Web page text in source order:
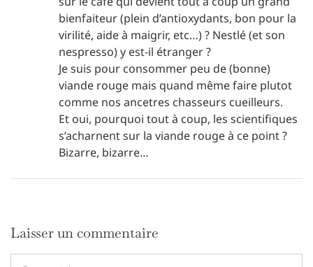
bienfaiteur (plein d’antioxydants, bon pour la
virilité, aide à maigrir, etc…) ? Nestlé (et son
nespresso) y est-il étranger ?
Je suis pour consommer peu de (bonne)
viande rouge mais quand même faire plutot
comme nos ancetres chasseurs cueilleurs.
Et oui, pourquoi tout à coup, les scientifiques
s’acharnent sur la viande rouge à ce point ?
Bizarre, bizarre…
Laisser un commentaire